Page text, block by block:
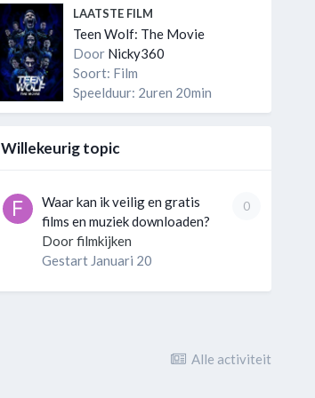
LAATSTE FILM
Teen Wolf: The Movie
Door Nicky360
Soort: Film
Speelduur: 2uren 20min
Willekeurig topic
0
Waar kan ik veilig en gratis
films en muziek downloaden?
Doorfilmkijken
Gestart Januari 20
Alle activiteit